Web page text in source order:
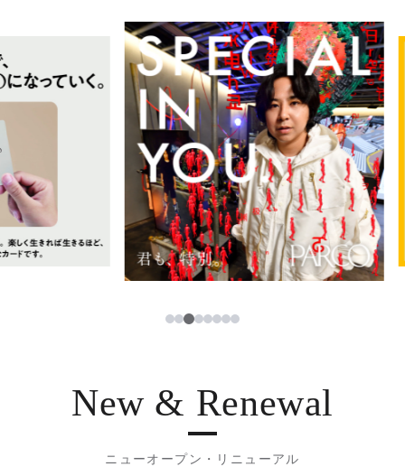
レストラン・カフェ
PARCOメンバーズ
JP
ภาษาไทย
1234567
New & Renewal
ニューオープン・リニューアル